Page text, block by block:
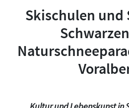
Skischulen und